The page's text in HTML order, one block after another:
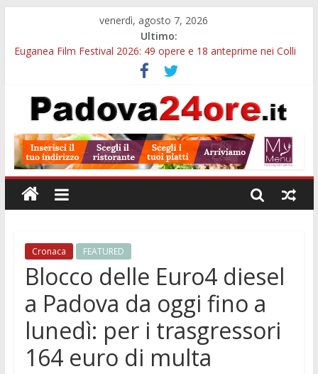
venerdì, agosto 7, 2026
Ultimo:
Euganea Film Festival 2026: 49 opere e 18 anteprime nei Colli
Slow Looking agli Eremitani: un’ora per osservare davvero
un’opera
Notizie di Padova alle ore 21: lavoratore morto, credito sul
Orto Botanico Padova: visite ed escursioni fino a settembre
Concorso Università di Padova: 5 funzionari, domande entro il
7 agosto
Cronaca FEATURED
Blocco delle Euro4 diesel
a Padova da oggi fino a
lunedì: per i trasgressori
164 euro di multa